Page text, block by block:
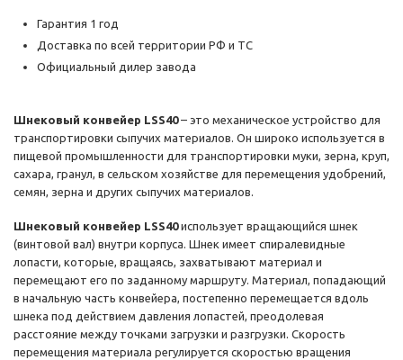
Гарантия 1 год
Доставка по всей территории РФ и ТС
Официальный дилер завода
Шнековый конвейер LSS40– это механическое устройство для
транспортировки сыпучих материалов. Он широко используется в
пищевой промышленности для транспортировки муки, зерна, круп,
сахара, гранул, в сельском хозяйстве для перемещения удобрений,
семян, зерна и других сыпучих материалов.
Шнековый конвейер LSS40использует вращающийся шнек
(винтовой вал) внутри корпуса. Шнек имеет спиралевидные
лопасти, которые, вращаясь, захватывают материал и
перемещают его по заданному маршруту. Материал, попадающий
в начальную часть конвейера, постепенно перемещается вдоль
шнека под действием давления лопастей, преодолевая
расстояние между точками загрузки и разгрузки. Скорость
перемещения материала регулируется скоростью вращения